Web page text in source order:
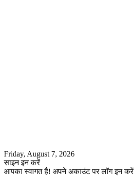
Friday, August 7, 2026
साइन इन करें
आपका स्वागत है! अपने अकाउंट पर लॉग इन करें